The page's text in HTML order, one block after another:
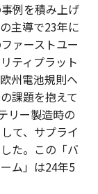
例を積み上げ
主導で23年に
ァーストユー
ティプラット
州電池規則へ
課題を抱えて
リー製造時の
て、サプライ
た。この「バ
ム」は24年5